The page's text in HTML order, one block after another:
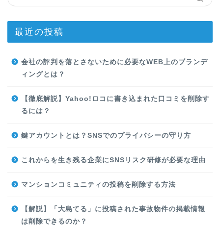
最近の投稿
会社の評判を落とさないために必要なWEB上のブランデ
ィングとは？
【徹底解説】Yahoo!ロコに書き込まれた口コミを削除す
るには？
鍵アカウントとは？SNSでのプライバシーの守り方
これからを生き残る企業にSNSリスク研修が必要な理由
マンションコミュニティの投稿を削除する方法
【解説】「大島てる」に投稿された事故物件の掲載情報
は削除できるのか？